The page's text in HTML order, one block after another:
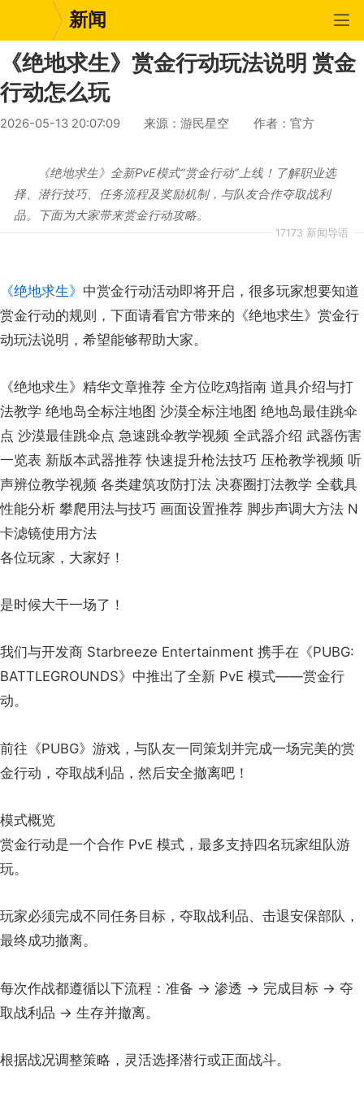
新闻
《绝地求生》赏金行动玩法说明 赏金
行动怎么玩
2026-05-13 20:07:09 来源：游民星空 作者：官方
17173 新闻导语
《绝地求生》全新PvE模式“赏金行动”上线！了解职业选
择、潜行技巧、任务流程及奖励机制，与队友合作夺取战利
品。下面为大家带来赏金行动攻略。
《绝地求生》 中赏金行动活动即将开启，很多玩家想要知道
赏金行动的规则，下面请看官方带来的《绝地求生》赏金行
动玩法说明，希望能够帮助大家。
《绝地求生》精华文章推荐 全方位吃鸡指南 道具介绍与打
法教学 绝地岛全标注地图 沙漠全标注地图 绝地岛最佳跳伞
点 沙漠最佳跳伞点 急速跳伞教学视频 全武器介绍 武器伤害
一览表 新版本武器推荐 快速提升枪法技巧 压枪教学视频 听
声辨位教学视频 各类建筑攻防打法 决赛圈打法教学 全载具
性能分析 攀爬用法与技巧 画面设置推荐 脚步声调大方法 N
卡滤镜使用方法
各位玩家，大家好！
是时候大干一场了！
我们与开发商 Starbreeze Entertainment 携手在《PUBG:
BATTLEGROUNDS》中推出了全新 PvE 模式——赏金行
动。
前往《PUBG》游戏，与队友一同策划并完成一场完美的赏
金行动，夺取战利品，然后安全撤离吧！
模式概览
赏金行动是一个合作 PvE 模式，最多支持四名玩家组队游
玩。
玩家必须完成不同任务目标，夺取战利品、击退安保部队，
最终成功撤离。
每次作战都遵循以下流程：准备 → 渗透 → 完成目标 → 夺
取战利品 → 生存并撤离。
根据战况调整策略，灵活选择潜行或正面战斗。